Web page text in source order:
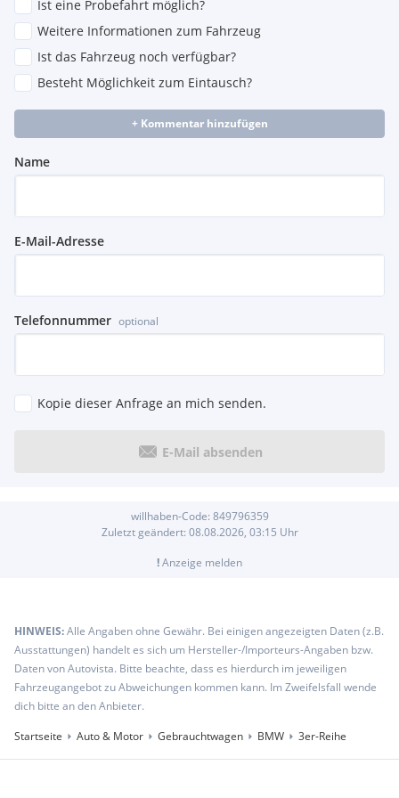
Active Guard Plus
Driving Assistant Profession
Abgasnorm EU6 RDE II
TeleServices
Gesetzlicher Notruf
ConnectedDrive Services
Personal eSIM
Innovationspaket
Radschraubensicherung
Komfort paket
COC Zusatzumfänge
Automatische Verriegelung be
Aktiver Fussgängerschutz
Steuerung FAS 18
Reifendruckanzeige system
Variable Sportlenkung
Ist eine Probefahrt möglich?
Weitere Informationen zum Fahrzeug
Ist das Fahrzeug noch verfügbar?
Besteht Möglichkeit zum Eintausch?
+ Kommentar hinzufügen
Name
E-Mail-Adresse
Telefonnummer optional
Kopie dieser Anfrage an mich senden.
E-Mail absenden
willhaben-Code: 849796359
Zuletzt geändert: 08.08.2026, 03:15 Uhr
!Anzeige melden
HINWEIS:Alle Angaben ohne Gewähr. Bei einigen angezeigten Daten (z.B.
Ausstattungen) handelt es sich um Hersteller-/Importeurs-Angaben bzw.
Daten von Autovista. Bitte beachte, dass es hierdurch im jeweiligen
Fahrzeugangebot zu Abweichungen kommen kann. Im Zweifelsfall wende
dich bitte an den Anbieter.
Startseite
Auto & Motor Gebrauchtwagen BMW 3er-Reihe